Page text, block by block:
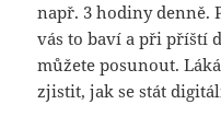
např. 3 hodiny denně.
vás to baví a při příští
můžete posunout.
zjistit, jak se stát